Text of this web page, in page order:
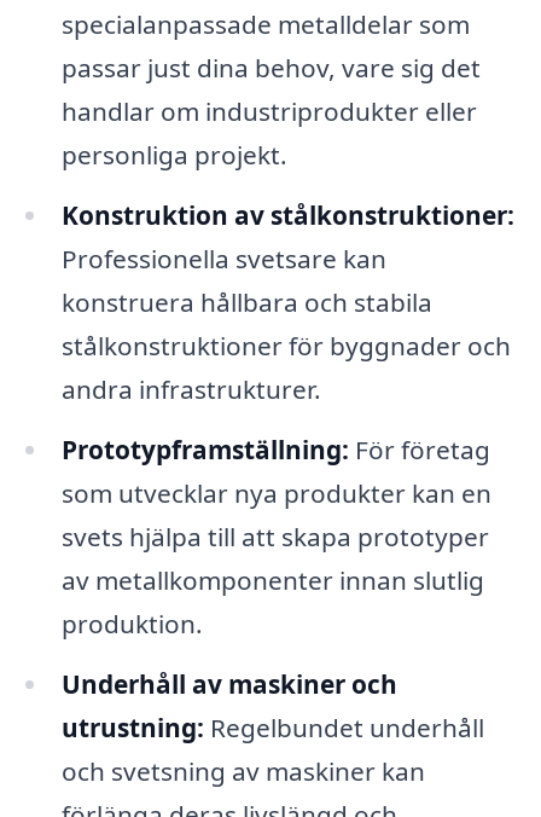
specialanpassade metalldelar som
passar just dina behov, vare sig det
handlar om industriprodukter eller
personliga projekt.
Konstruktion av stålkonstruktioner:
Professionella svetsare kan
konstruera hållbara och stabila
stålkonstruktioner för byggnader och
andra infrastrukturer.
Prototypframställning: För företag
som utvecklar nya produkter kan en
svets hjälpa till att skapa prototyper
av metallkomponenter innan slutlig
produktion.
Underhåll av maskiner och
utrustning: Regelbundet underhåll
och svetsning av maskiner kan